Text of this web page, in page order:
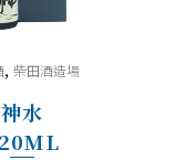
,柴田酒造場
神水